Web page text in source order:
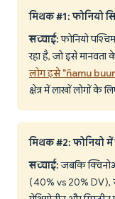
मिथक #1: फोनियो
सच्चाई:फोनियो
रहा है, जो इसे
लोग इसे "ñamu
क्षेत्र में लाखों लोगों के
मिथक #2: फोनियो
सच्चाई:जबकि क्विनोआ
(40% vs 20% DV),